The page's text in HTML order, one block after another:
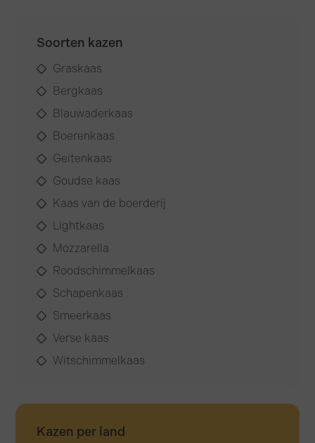
Soorten kazen
Graskaas
Bergkaas
Blauwaderkaas
Boerenkaas
Geitenkaas
Goudse kaas
Kaas van de boerderij
Lightkaas
Mozzarella
Roodschimmelkaas
Schapenkaas
Smeerkaas
Verse kaas
Witschimmelkaas
Kazen per land